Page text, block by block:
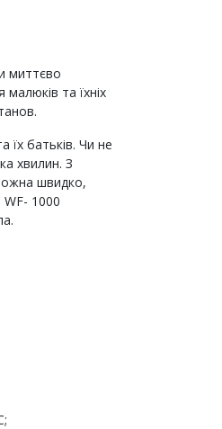
миттєво
та їхніх
їх батьків. Чи не
хвилин. З
швидко,
WF- 1000